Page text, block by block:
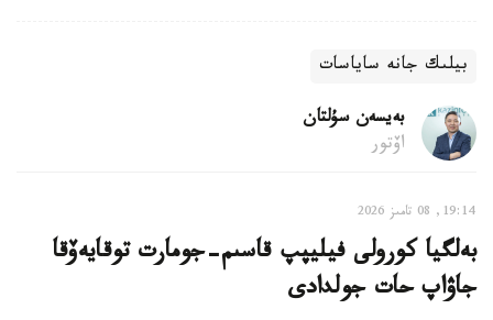
بيلىك جانە ساياسات
بەيسەن سۇلتان
اۆتور
19:14, 08 تامىز 2026
بەلگيا كورولى فيليپپ قاسىم-جومارت توقايەۆقا
جاۋاپ حات جولدادى